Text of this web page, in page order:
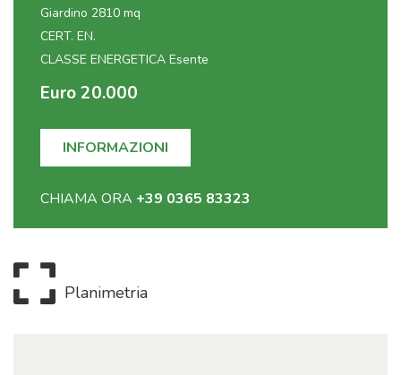
Giardino 2810 mq
CERT. EN.
CLASSE ENERGETICA Esente
Euro 20.000
INFORMAZIONI
CHIAMA ORA +39 0365 83323
Planimetria